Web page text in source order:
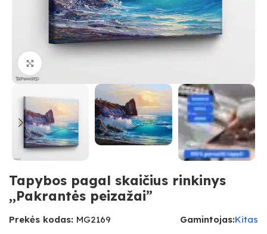
Tapybos pagal skaičius rinkinys
,,Pakrantės peizažai”
Prekės kodas: MG2169 Gamintojas:Kitas